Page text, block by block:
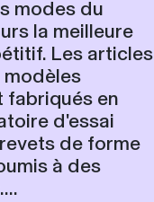
modes du
la meilleure
Les articles
modèles
fabriqués en
d'essai
de forme
à des